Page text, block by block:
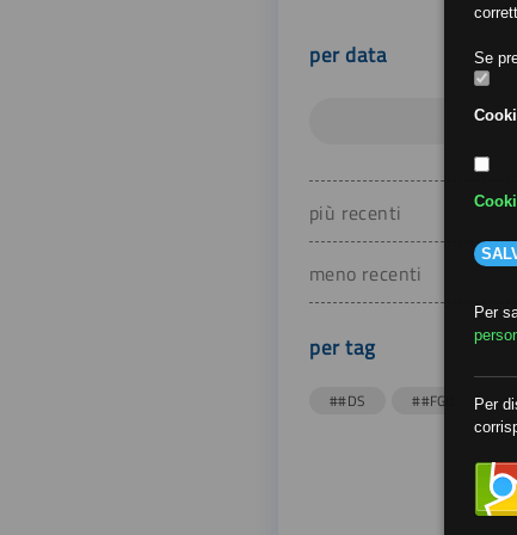
per data
più recenti
meno recenti
per tag
##DS ##FGU
Se
Per
Per